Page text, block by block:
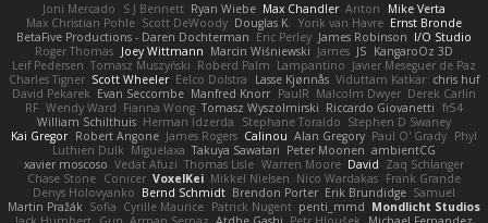
Joni Mercado S J Bennett Ryan Wiebe Max Chandler Anton
Mike Verta
Max Christian Pohle Scott DeWoody Douglas K. Yorik van Havre Ernst Bronde
BetaFive Productions - Daren Dochterman Eric Perley James Robinson I/O Studio
Roger Thomas Joey Wittmann Marcin Wiśniewski James JS KangaroOz 3D
Leif Pedersen Tomasz Muszyński Roberd Palm Lampantino Javier Meseguer de Paz
Charles Tigner Scott Wheeler Eelco Dolstra Lasse Kjønnås Viduttam Katkar chris huf
David Pekarek Evan Seccombe Manfred Knorr PaulR Malcolm Dwyer Derek Carlin
RF Wendy Ward Fianna Wong Tomasz Wyszolmirski Riccardo Giovanetti fr54
William Schilthuis Herman Idzerda Stephane Toraldo Stephen D Swaney
Kai Gregor Robert Angone James Rogers Calinou Alan Gregory Paul O' Grady Phyl
Luthien Dulk Miguelaxa Takuya Sawatari Peter Moonen ambientCG
xavier moscoso Vedat Afuzi Thomas Lisle Warren Moore David Zaq Schlanger
Chase Stone Conicer VoxelKei Mikkel Nielsen Nico Wardakas Frank Grande
Denys Holovyanko Bernd Schmidt Brendon Porter Erik Brundidge Samuel
Martin Pražák Sofia Cyrille Maurice Patrick Nugent penti_mmd Mondlicht Studios